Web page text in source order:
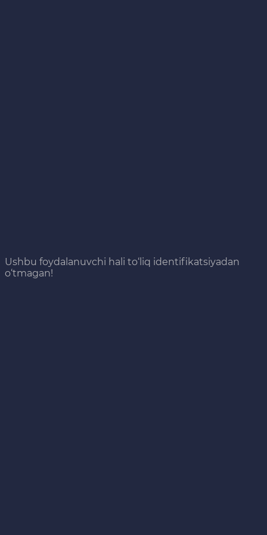
Ushbu foydalanuvchi hali to‘liq identifikatsiyadan
o‘tmagan!